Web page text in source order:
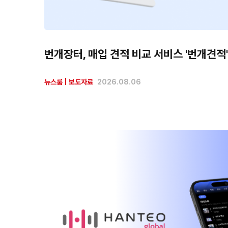
번개장터, 매입 견적 비교 서비스 '번개견
뉴스룸 보도자료 2026.08.06